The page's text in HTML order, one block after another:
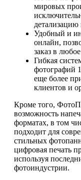
мировых
детализацию
Удобный и
онлайн,
заказ в
Гибкая
фотографий
еще более
клиентов и
Кроме того,
возможность
форматах, в том
подходит для
стильных
цифровая печать
используя
фотоиндустрии.